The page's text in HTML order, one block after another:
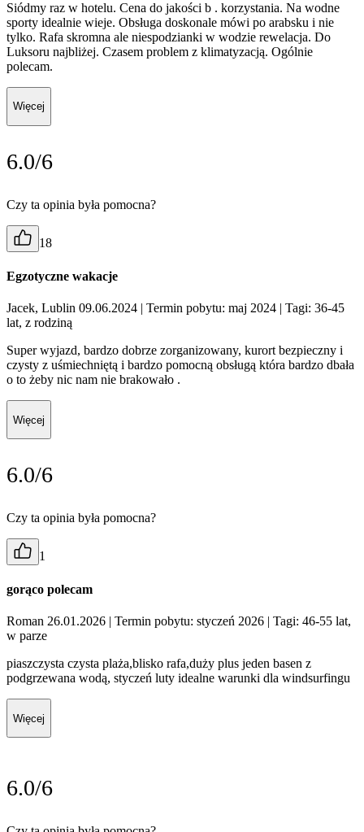
Siódmy raz w hotelu. Cena do jakości b . korzystania. Na wodne
sporty idealnie wieje. Obsługa doskonale mówi po arabsku i nie
tylko. Rafa skromna ale niespodzianki w wodzie rewelacja. Do
Luksoru najbliżej. Czasem problem z klimatyzacją. Ogólnie
polecam.
Więcej
6.0/6
Czy ta opinia była pomocna?
18
Egzotyczne wakacje
Jacek, Lublin 09.06.2024 | Termin pobytu: maj 2024 | Tagi: 36-45
lat, z rodziną
Super wyjazd, bardzo dobrze zorganizowany, kurort bezpieczny i
czysty z uśmiechniętą i bardzo pomocną obsługą która bardzo dbała
o to żeby nic nam nie brakowało .
Więcej
6.0/6
Czy ta opinia była pomocna?
1
gorąco polecam
Roman 26.01.2026 | Termin pobytu: styczeń 2026 | Tagi: 46-55 lat,
w parze
piaszczysta czysta plaża,blisko rafa,duży plus jeden basen z
podgrzewana wodą, styczeń luty idealne warunki dla windsurfingu
Więcej
6.0/6